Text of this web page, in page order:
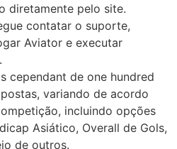
diretamente pelo site.
contatar o suporte,
Aviator e executar
cependant de one hundred
variando de acordo
incluindo opções
Asiático, Overall de Gols,
de outros.